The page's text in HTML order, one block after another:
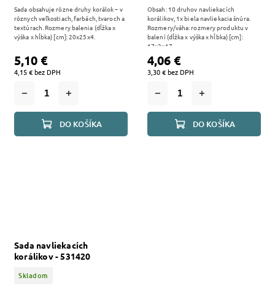
4,15 € bez DPH
5,10 €
DO KOŠÍKA
Sada obsahuje rôzne druhy korálok – v
rôznych veľkostiach, farbách, tvaroch a
textúrach. Rozmery balenia (dĺžka x
výška x hĺbka) [cm]: 20x25x4.
3,30 € bez DPH
4,06 €
DO KOŠÍKA
Obsah: 10 druhov navliekacích
korálikov, 1x biela navliekacia šnúra.
Rozmery/váha: rozmery produktu v
balení (dĺžka x výška x hĺbka) [cm]:
17x3x17
Sada navliekacích
korálikov - 531420
Skladom